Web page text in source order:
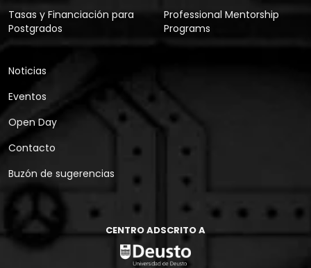
Tasas y Financiación para
Postgrados
Professional Mentorship
Programs
Noticias
Eventos
Open Day
Contacto
Buzón de sugerencias
CENTRO ADSCRITO A